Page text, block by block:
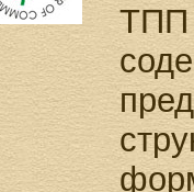
ТПП